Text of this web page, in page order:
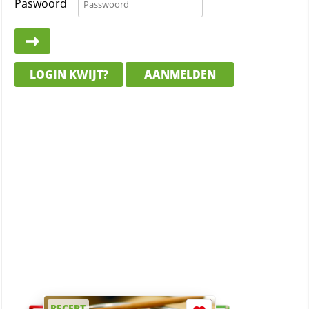
Paswoord
LOGIN KWIJT? AANMELDEN